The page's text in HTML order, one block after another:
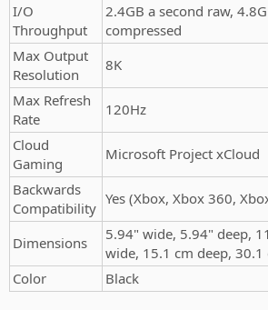
I/O
Throughput
2.4GB a second raw,
compressed
Max Output
Resolution
8K
Max Refresh
Rate
120Hz
Cloud
Gaming
Microsoft Project xCloud
Backwards
Compatibility
Yes (Xbox, Xbox 360,
Dimensions
5.94" wide, 5.94" deep,
wide, 15.1 cm deep, 30.1
Color
Black